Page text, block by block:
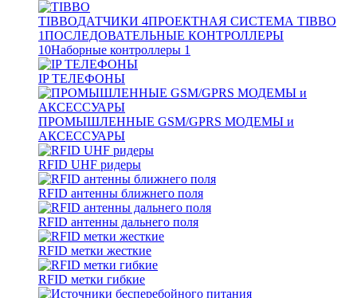
TIBBOДАТЧИКИ 4ПРОЕКТНАЯ СИСТЕМА TIBBO
1ПОСЛЕДОВАТЕЛЬНЫЕ КОНТРОЛЛЕРЫ
10Наборные контроллеры 1
IP ТЕЛЕФОНЫ
ПРОМЫШЛЕННЫЕ GSM/GPRS МОДЕМЫ и
АКСЕССУАРЫ
RFID UHF ридеры
RFID антенны ближнего поля
RFID антенны дальнего поля
RFID метки жесткие
RFID метки гибкие